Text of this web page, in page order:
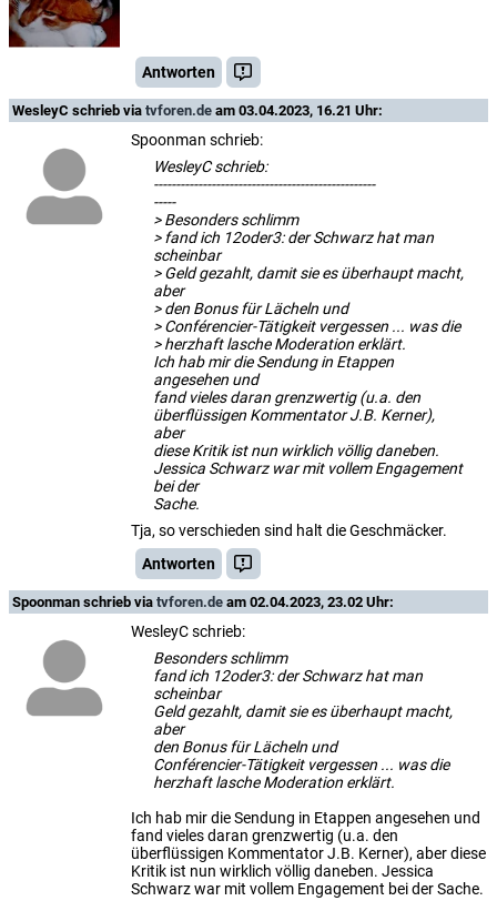
Antworten
WesleyC schrieb via tvforen.de am 03.04.2023, 16.21 Uhr:
Spoonman schrieb:
WesleyC schrieb:
--------------------------------------------------
-----
> Besonders schlimm
> fand ich 12oder3: der Schwarz hat man
scheinbar
> Geld gezahlt, damit sie es überhaupt macht,
aber
> den Bonus für Lächeln und
> Conférencier-Tätigkeit vergessen ... was die
> herzhaft lasche Moderation erklärt.
Ich hab mir die Sendung in Etappen
angesehen und
fand vieles daran grenzwertig (u.a. den
überflüssigen Kommentator J.B. Kerner),
aber
diese Kritik ist nun wirklich völlig daneben.
Jessica Schwarz war mit vollem Engagement
bei der
Sache.
Tja, so verschieden sind halt die Geschmäcker.
Antworten
Spoonman schrieb via tvforen.de am 02.04.2023, 23.02 Uhr:
WesleyC schrieb:
Besonders schlimm
fand ich 12oder3: der Schwarz hat man
scheinbar
Geld gezahlt, damit sie es überhaupt macht,
aber
den Bonus für Lächeln und
Conférencier-Tätigkeit vergessen ... was die
herzhaft lasche Moderation erklärt.
Ich hab mir die Sendung in Etappen angesehen und
fand vieles daran grenzwertig (u.a. den
überflüssigen Kommentator J.B. Kerner), aber diese
Kritik ist nun wirklich völlig daneben. Jessica
Schwarz war mit vollem Engagement bei der Sache.